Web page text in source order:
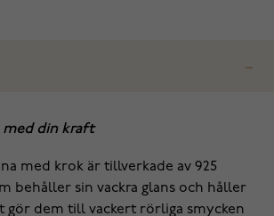
med din kraft
med krok är tillverkade av 925
behåller sin vackra glans och håller
gör dem till vackert rörliga smycken